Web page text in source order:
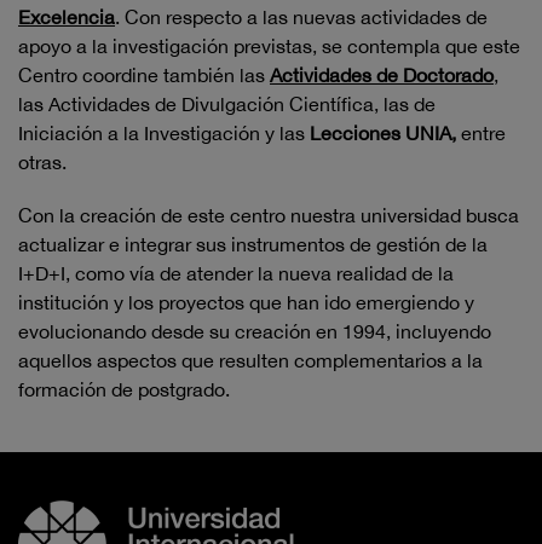
Excelencia. Con respecto a las nuevas actividades de
apoyo a la investigación previstas, se contempla que este
Centro coordine también las Actividades de Doctorado,
las Actividades de Divulgación Científica, las de
Iniciación a la Investigación y las Lecciones UNIA, entre
otras.
Con la creación de este centro nuestra universidad busca
actualizar e integrar sus instrumentos de gestión de la
I+D+I, como vía de atender la nueva realidad de la
institución y los proyectos que han ido emergiendo y
evolucionando desde su creación en 1994, incluyendo
aquellos aspectos que resulten complementarios a la
formación de postgrado.